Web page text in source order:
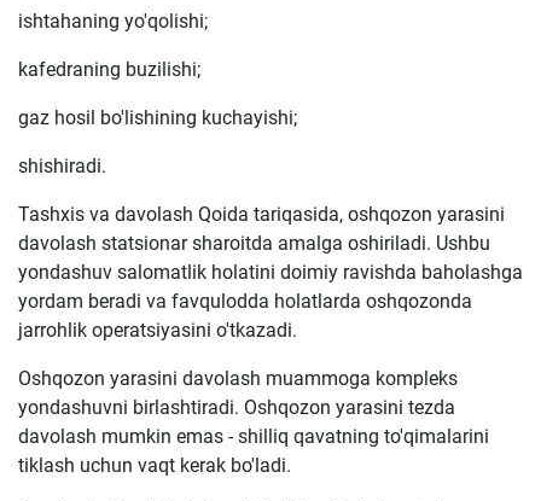
ishtahaning yo'qolishi;
kafedraning buzilishi;
gaz hosil bo'lishining kuchayishi;
shishiradi.
Tashxis va davolash Qoida tariqasida, oshqozon yarasini
davolash statsionar sharoitda amalga oshiriladi. Ushbu
yondashuv salomatlik holatini doimiy ravishda baholashga
yordam beradi va favqulodda holatlarda oshqozonda
jarrohlik operatsiyasini o'tkazadi.
Oshqozon yarasini davolash muammoga kompleks
yondashuvni birlashtiradi. Oshqozon yarasini tezda
davolash mumkin emas - shilliq qavatning to'qimalarini
tiklash uchun vaqt kerak bo'ladi.